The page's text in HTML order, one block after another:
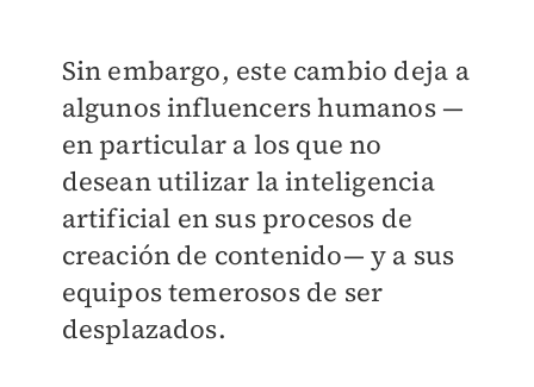
Sin embargo, este cambio deja a
algunos influencers humanos —
en particular a los que no
desean utilizar la inteligencia
artificial en sus procesos de
creación de contenido— y a sus
equipos temerosos de ser
desplazados.